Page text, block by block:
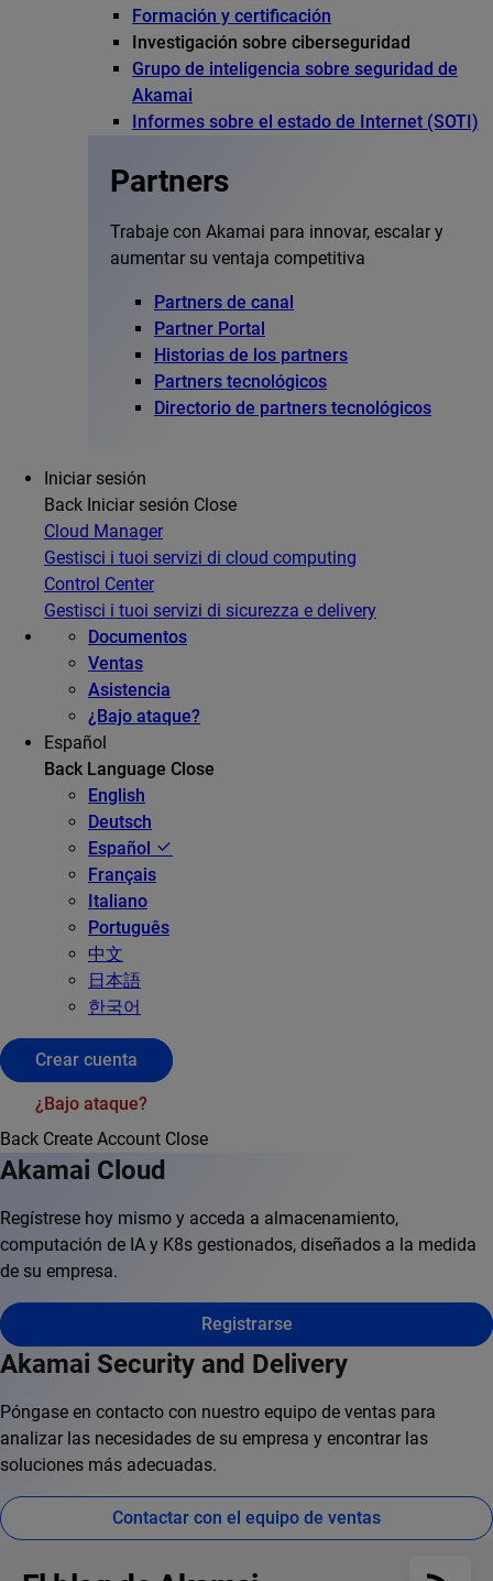
Formación y certificación
Investigación sobre ciberseguridad
Grupo de inteligencia sobre seguridad de
Akamai
Informes sobre el estado de Internet (SOTI)
Partners
Trabaje con Akamai para innovar, escalar y
aumentar su ventaja competitiva
Partners de canal
Partner Portal
Historias de los partners
Partners tecnológicos
Directorio de partners tecnológicos
Iniciar sesión
Back Iniciar sesión Close
Cloud Manager
Gestisci i tuoi servizi di cloud computing
Control Center
Gestisci i tuoi servizi di sicurezza e delivery
Documentos
Ventas
Asistencia
¿Bajo ataque?
Español
Back Language Close
English
Deutsch
Español
Français
Italiano
Português
中文
日本語
한국어
Crear cuenta
¿Bajo ataque?
Back Create Account Close
Akamai Cloud
Regístrese hoy mismo y acceda a almacenamiento,
computación de IA y K8s gestionados, diseñados a la medida
de su empresa.
Registrarse
Akamai Security and Delivery
Póngase en contacto con nuestro equipo de ventas para
analizar las necesidades de su empresa y encontrar las
soluciones más adecuadas.
Contactar con el equipo de ventas